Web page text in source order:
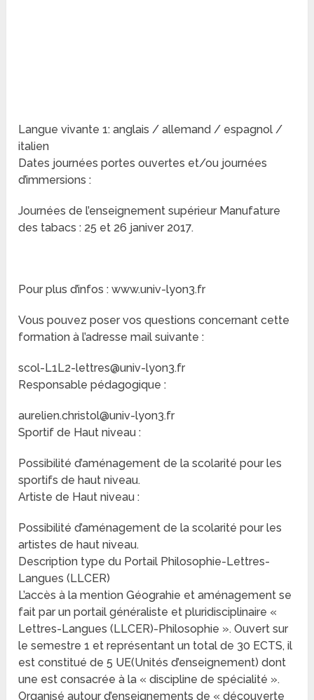
Langue vivante 1: anglais / allemand / espagnol /
italien
Dates journées portes ouvertes et/ou journées
d’immersions :
Journées de l’enseignement supérieur Manufature
des tabacs : 25 et 26 janiver 2017.
Pour plus d’infos : www.univ-lyon3.fr
Vous pouvez poser vos questions concernant cette
formation à l’adresse mail suivante :
scol-L1L2-lettres@univ-lyon3.fr
Responsable pédagogique :
aurelien.christol@univ-lyon3.fr
Sportif de Haut niveau :
Possibilité d’aménagement de la scolarité pour les
sportifs de haut niveau.
Artiste de Haut niveau :
Possibilité d’aménagement de la scolarité pour les
artistes de haut niveau.
Description type du Portail Philosophie-Lettres-
Langues (LLCER)
L’accès à la mention Géograhie et aménagement se
fait par un portail généraliste et pluridisciplinaire «
Lettres-Langues (LLCER)-Philosophie ». Ouvert sur
le semestre 1 et représentant un total de 30 ECTS, il
est constitué de 5 UE(Unités d’enseignement) dont
une est consacrée à la « discipline de spécialité ».
Organisé autour d’enseignements de « découverte